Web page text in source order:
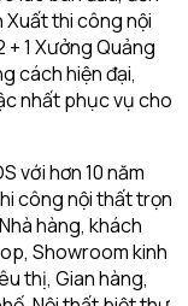
Xuất thi công nội
+ 1 Xưởng Quảng
cách hiện đại,
nhất phục vụ cho
với hơn 10 năm
công nội thất trọn
hàng, khách
Showroom kinh
thị, Gian hàng,